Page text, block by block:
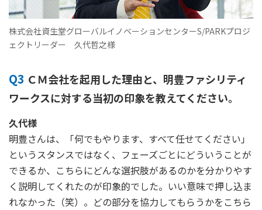
株式会社資生堂グローバルイノベーションセンターS/PARKプロジ
ェクトリーダー 久代哲之様
Q3 ＣＭ会社を起用した理由と、明豊ファシリティ
ワークスに対する当初の印象を教えてください。
久代様
明豊さんは、「何でもやります、すべて任せてください」
というスタンスではなく、フェーズごとにどういうことが
できるか、こちらにどんな選択肢があるのかを分かりやす
く説明してくれたのが印象的でした。いい意味で押し込ま
れなかった（笑）。どの部分を協力してもらうかをこちら